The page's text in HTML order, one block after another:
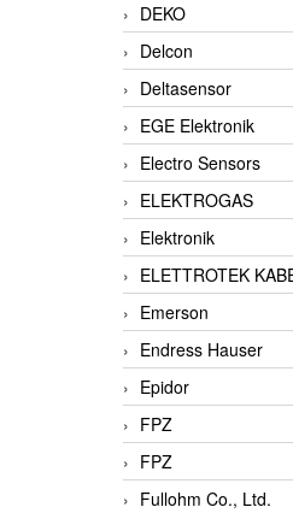
DEKO
Delcon
Deltasensor
EGE Elektronik
Electro Sensors
ELEKTROGAS
Elektronik
ELETTROTEK
Emerson
Endress Hauser
Epidor
FPZ
FPZ
Fullohm Co., Ltd.